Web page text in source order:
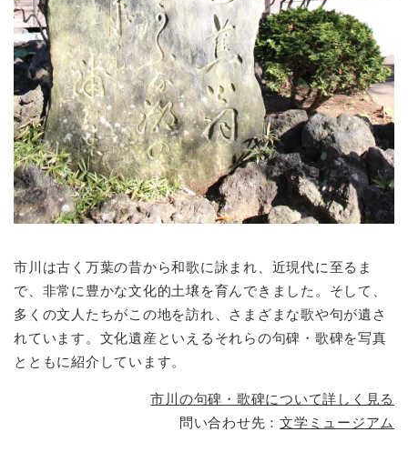
市川は古く万葉の昔から和歌に詠まれ、近現代に至るま
で、非常に豊かな文化的土壌を育んできました。そして、
多くの文人たちがこの地を訪れ、さまざまな歌や句が遺さ
れています。文化遺産といえるそれらの句碑・歌碑を写真
とともに紹介しています。
市川の句碑・歌碑について詳しく見る
問い合わせ先： 文学ミュージアム